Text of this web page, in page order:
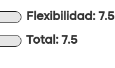
Flexibilidad: 7.5
Total: 7.5